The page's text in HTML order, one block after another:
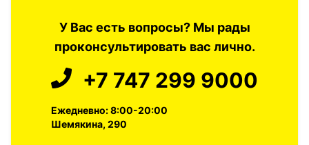
У Вас есть вопросы? Мы рады
проконсультировать вас лично.
+7 747 299 9000
Ежедневно: 8:00-20:00
Шемякина, 290